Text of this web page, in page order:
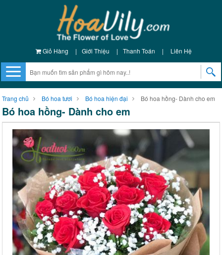
Giỏ Hàng | Giới Thiệu | Thanh Toán | Liên Hệ
Trang chủ Bó hoa tươi Bó hoa hiện đại Bó hoa hồng- Dành cho em
Bó hoa hồng- Dành cho em